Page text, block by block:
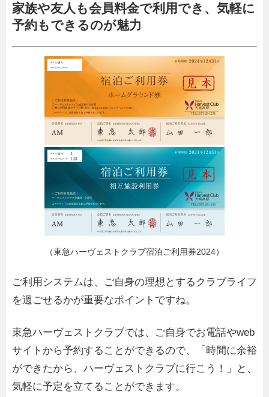
家族や友人も会員料金で利用でき、気軽に
予約もできるのが魅力
（東急ハーヴェストクラブ宿泊ご利用券2024）
ご利用システムは、ご自身の理想とするクラブライフ
を過ごせるかが重要なポイントですね。
東急ハーヴェストクラブでは、ご自身でお電話やweb
サイトから予約することができるので、「時間に余裕
ができたから、ハーヴェストクラブに行こう！」と、
気軽に予定を立てることができます。